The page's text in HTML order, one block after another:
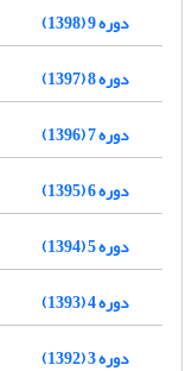
دوره 9 (1398)
دوره 8 (1397)
دوره 7 (1396)
دوره 6 (1395)
دوره 5 (1394)
دوره 4 (1393)
دوره 3 (1392)